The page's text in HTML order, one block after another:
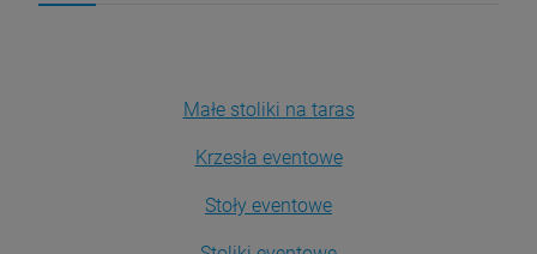
Małe stoliki na taras
Krzesła eventowe
Stoły eventowe